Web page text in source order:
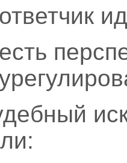
ответчик
есть